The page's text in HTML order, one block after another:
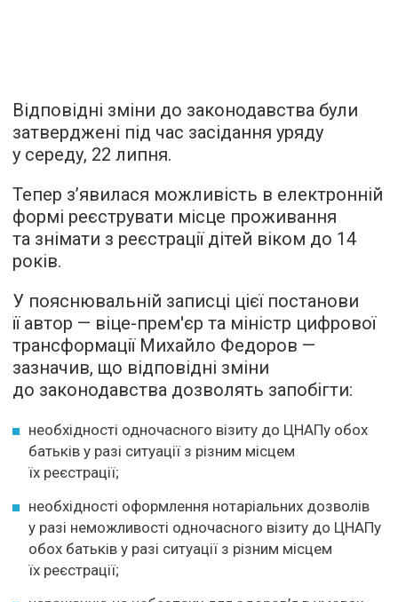
Відповідні зміни до законодавства були
затверджені під час засідання уряду
у середу, 22 липня.
Тепер з’явилася можливість в електронній
формі реєструвати місце проживання
та знімати з реєстрації дітей віком до 14
років.
У пояснювальній записці цієї постанови
її автор — віце-прем'єр та міністр цифрової
трансформації Михайло Федоров —
зазначив, що відповідні зміни
до законодавства дозволять запобігти:
необхідності одночасного візиту до ЦНАПу обох
батьків у разі ситуації з різним місцем
їх реєстрації;
необхідності оформлення нотаріальних дозволів
у разі неможливості одночасного візиту до ЦНАПу
обох батьків у разі ситуації з різним місцем
їх реєстрації;